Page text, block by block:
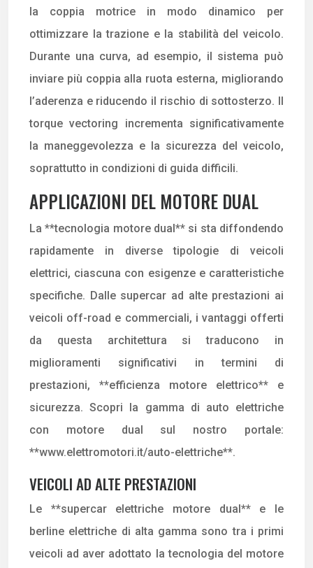
la coppia motrice in modo dinamico per
ottimizzare la trazione e la stabilità del veicolo.
Durante una curva, ad esempio, il sistema può
inviare più coppia alla ruota esterna, migliorando
l’aderenza e riducendo il rischio di sottosterzo. Il
torque vectoring incrementa significativamente
la maneggevolezza e la sicurezza del veicolo,
soprattutto in condizioni di guida difficili.
APPLICAZIONI DEL MOTORE DUAL
La **tecnologia motore dual** si sta diffondendo
rapidamente in diverse tipologie di veicoli
elettrici, ciascuna con esigenze e caratteristiche
specifiche. Dalle supercar ad alte prestazioni ai
veicoli off-road e commerciali, i vantaggi offerti
da questa architettura si traducono in
miglioramenti significativi in termini di
prestazioni, **efficienza motore elettrico** e
sicurezza. Scopri la gamma di auto elettriche
con motore dual sul nostro portale:
**www.elettromotori.it/auto-elettriche**.
VEICOLI AD ALTE PRESTAZIONI
Le **supercar elettriche motore dual** e le
berline elettriche di alta gamma sono tra i primi
veicoli ad aver adottato la tecnologia del motore